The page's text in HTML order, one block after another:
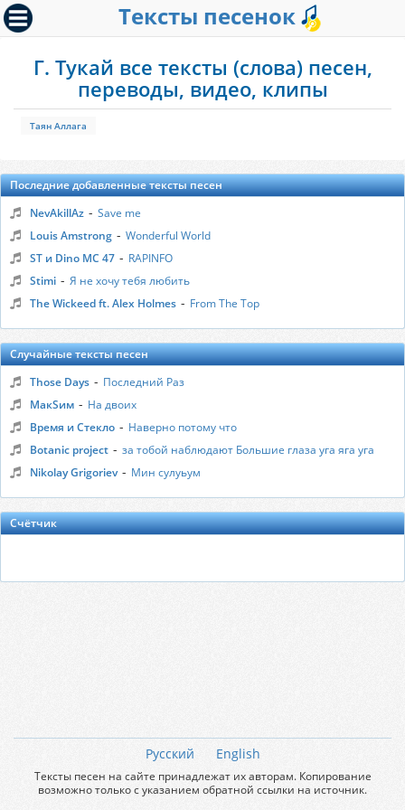
Тексты песенок
Г. Тукай все тексты (слова) песен,
переводы, видео, клипы
Таян Аллага
Последние добавленные тексты песен
NevAkillAz - Save me
Louis Amstrong - Wonderful World
ST и Dino MC 47 - RAPINFO
Stimi - Я не хочу тебя любить
The Wickeed ft. Alex Holmes - From The Top
Случайные тексты песен
Those Days - Последний Раз
МакSим - На двоих
Время и Стекло - Наверно потому что
Botanic project - за тобой наблюдают Большие глаза уга яга уга
Nikolay Grigoriev - Мин сулуьум
Счётчик
Русский English
Тексты песен на сайте принадлежат их авторам. Копирование
возможно только с указанием обратной ссылки на источник.